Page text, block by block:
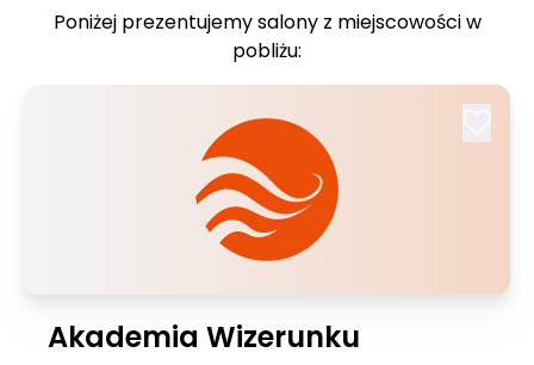
Poniżej prezentujemy salony z miejscowości w
pobliżu:
Akademia Wizerunku